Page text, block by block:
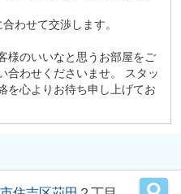
わせて交渉します。
様のいいなと思うお部屋をご
合わせくださいませ。 スタッ
を心よりお待ち申し上げてお